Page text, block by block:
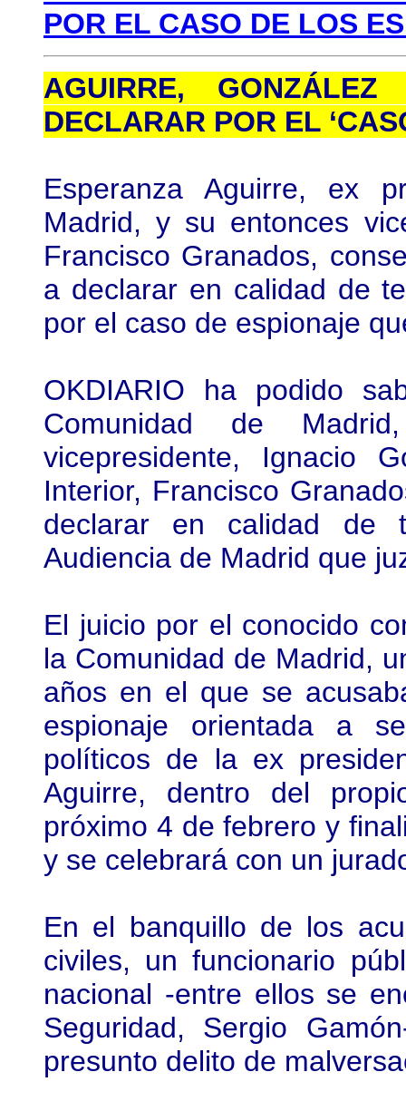
POR EL CASO DE LOS
AGUIRRE,
DECLARAR POR EL
Esperanza Aguirre, ex
Madrid, y su entonces
Francisco Granados,
a declarar en calidad de
por el caso de espionaje
OKDIARIO ha podido
Comunidad de
vicepresidente, Ignacio
Interior, Francisco
declarar en calidad de
Audiencia de Madrid que
El juicio por el conocido
la Comunidad de Madrid,
años en el que se
espionaje orientada a
políticos de la ex
Aguirre, dentro del
próximo 4 de febrero y
y se celebrará con un
En el banquillo de los
civiles, un funcionario
nacional -entre ellos se
Seguridad, Sergio
presunto delito de